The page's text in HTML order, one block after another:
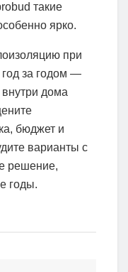
такие
ярко.
при
год за годом —
внутри дома
бюджет и
варианты с
решение,
годы.